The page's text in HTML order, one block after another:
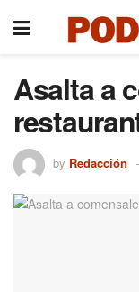
Asalta a
by Redacción